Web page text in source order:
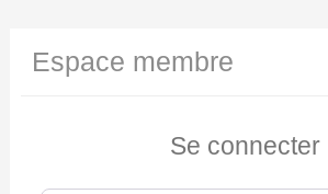
Espace membre
Se connecter